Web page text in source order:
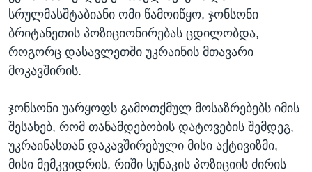
სრულმასშტაბიანი ომი წამოიწყო, ჯონსონი
ბრიტანეთის პოზიციონირებას ცდილობდა,
როგორც დასავლეთში უკრაინის მთავარი
მოკავშირის.
ჯონსონი უარყოფს გამოთქმულ მოსაზრებებს იმის
შესახებ, რომ თანამდებობის დატოვების შემდეგ,
უკრაინასთან დაკავშირებული მისი აქტივიზმი,
მისი მემკვიდრის, რიში სუნაკის პოზიციის ძირის